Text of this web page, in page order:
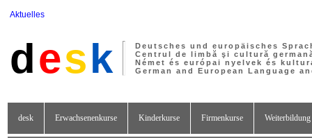
Aktuelles
desk
Deutsches und europäisches
Centrul de limbă şi cultură
Német és európai nyelvek és
German and European Language
desk Erwachsenenkurse Kinderkurse Firmenkurse Weiterbildung